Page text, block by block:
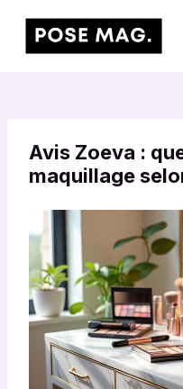
contenu
Avis Zoeva :
maquillage